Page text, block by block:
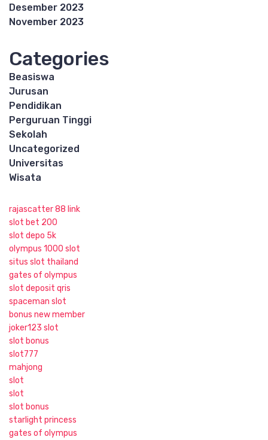
Desember 2023
November 2023
Categories
Beasiswa
Jurusan
Pendidikan
Perguruan Tinggi
Sekolah
Uncategorized
Universitas
Wisata
rajascatter 88 link
slot bet 200
slot depo 5k
olympus 1000 slot
situs slot thailand
gates of olympus
slot deposit qris
spaceman slot
bonus new member
joker123 slot
slot bonus
slot777
mahjong
slot
slot
slot bonus
starlight princess
gates of olympus